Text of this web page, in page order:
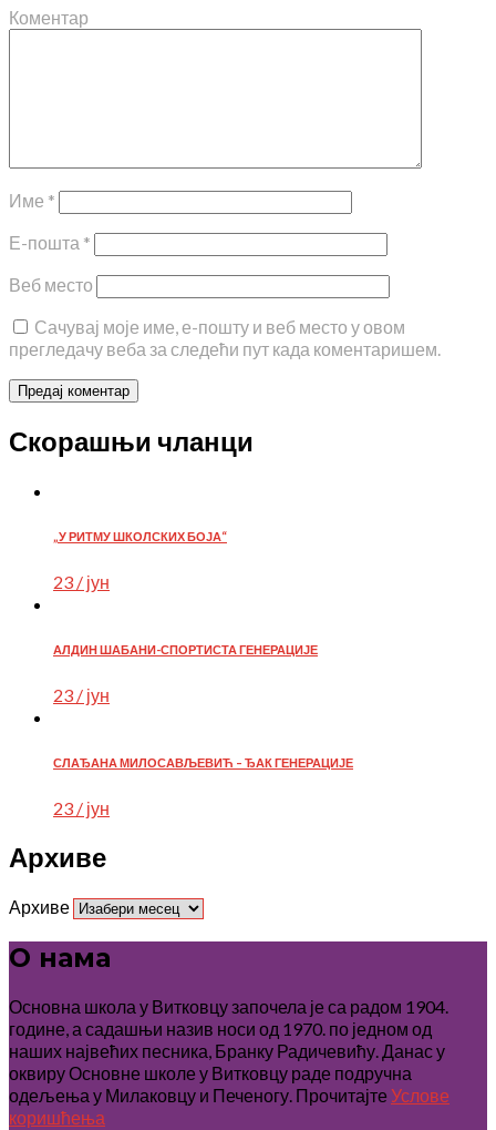
Коментар
Име *
Е-пошта *
Веб место
Сачувај моје име, е-пошту и веб место у овом
прегледачу веба за следећи пут када коментаришем.
Скорашњи чланци
„У РИТМУ ШКОЛСКИХ БОЈА“
23 / јун
АЛДИН ШАБАНИ-СПОРТИСТА ГЕНЕРАЦИЈЕ
23 / јун
СЛАЂАНА МИЛОСАВЉЕВИЋ – ЂАК ГЕНЕРАЦИЈЕ
23 / јун
Архиве
Архиве
О нама
Основна школа у Витковцу започела је са радом 1904.
године, а садашњи назив носи од 1970. по једном од
наших највећих песника, Бранку Радичевићу. Данас у
оквиру Основне школе у Витковцу раде подручна
одељења у Милаковцу и Печеногу. Прочитајте Услове
коришћења